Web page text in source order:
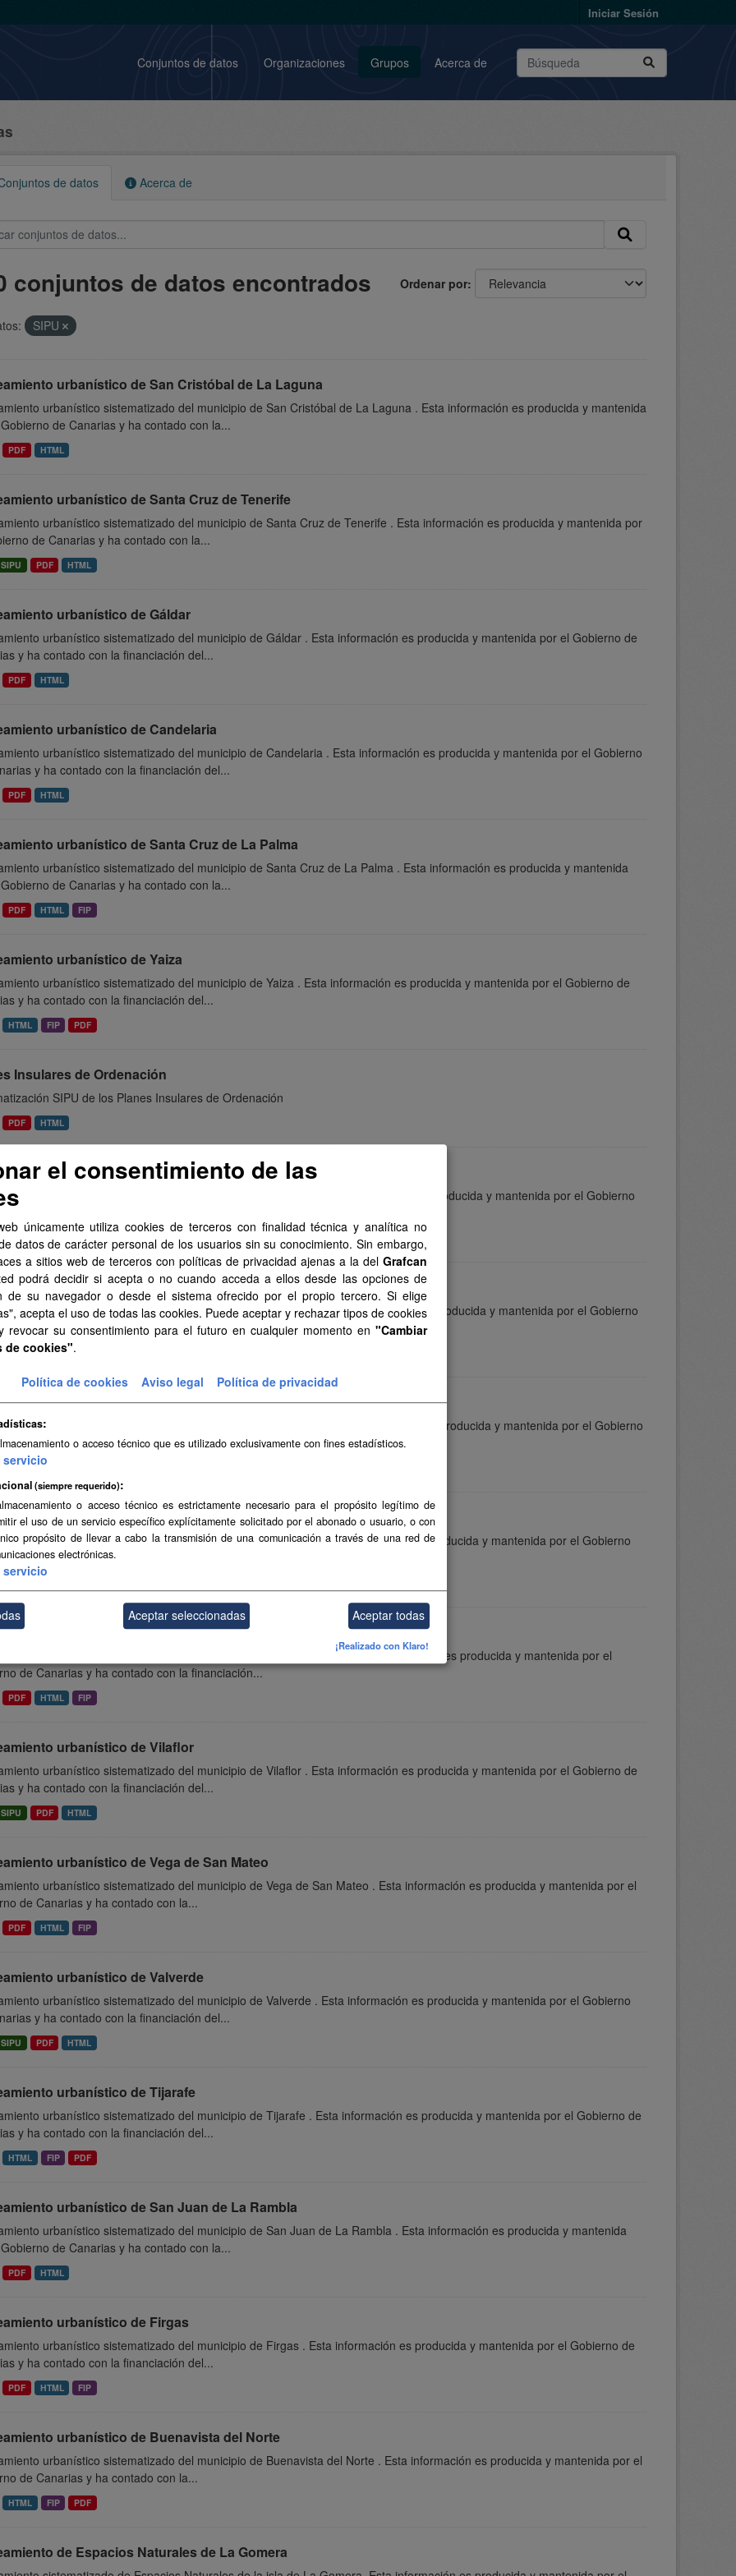
Iniciar Sesión
Conjuntos de datos Organizaciones Grupos Acerca de
de datos Acerca de
Ordenar por
conjuntos de datos encontrados
SIPU
urbanístico de San Cristóbal de La Laguna
urbanístico sistematizado del municipio de San Cristóbal de La Laguna . Esta información es producida y mantenida
de Canarias y ha contado con la...
PDF HTML
urbanístico de Santa Cruz de Tenerife
urbanístico sistematizado del municipio de Santa Cruz de Tenerife . Esta información es producida y mantenida por
de Canarias y ha contado con la...
SIPU PDF HTML
urbanístico de Gáldar
urbanístico sistematizado del municipio de Gáldar . Esta información es producida y mantenida por el Gobierno de
y ha contado con la financiación del...
PDF HTML
urbanístico de Candelaria
urbanístico sistematizado del municipio de Candelaria . Esta información es producida y mantenida por el Gobierno
y ha contado con la financiación del...
PDF HTML
urbanístico de Santa Cruz de La Palma
urbanístico sistematizado del municipio de Santa Cruz de La Palma . Esta información es producida y mantenida
de Canarias y ha contado con la...
PDF HTML FIP
urbanístico de Yaiza
urbanístico sistematizado del municipio de Yaiza . Esta información es producida y mantenida por el Gobierno de
y ha contado con la financiación del...
HTML FIP PDF
Insulares de Ordenación
SIPU de los Planes Insulares de Ordenación
PDF HTML
urbanístico de Valleseco
urbanístico sistematizado del municipio de Valleseco . Esta información es producida y mantenida por el Gobierno
SIPU PDF HTML
urbanístico de Tacoronte
urbanístico sistematizado del municipio de Tacoronte . Esta información es producida y mantenida por el Gobierno
y ha contado con la financiación del...
SIPU PDF HTML
urbanístico de Breña Baja
urbanístico sistematizado del municipio de Breña Baja . Esta información es producida y mantenida por el Gobierno
y ha contado con la financiación del...
SIPU PDF
urbanístico de Artenara
urbanístico sistematizado del municipio de Artenara . Esta información es producida y mantenida por el Gobierno
y ha contado con la financiación del...
urbanístico de Valle Gran Rey
urbanístico sistematizado del municipio de Valle Gran Rey . Esta información es producida y mantenida por el
de Canarias y ha contado con la financiación...
PDF HTML FIP
urbanístico de Vilaflor
urbanístico sistematizado del municipio de Vilaflor . Esta información es producida y mantenida por el Gobierno de
y ha contado con la financiación del...
SIPU PDF HTML
urbanístico de Vega de San Mateo
urbanístico sistematizado del municipio de Vega de San Mateo . Esta información es producida y mantenida por el
de Canarias y ha contado con la...
PDF HTML FIP
urbanístico de Valverde
urbanístico sistematizado del municipio de Valverde . Esta información es producida y mantenida por el Gobierno
y ha contado con la financiación del...
SIPU PDF HTML
urbanístico de Tijarafe
urbanístico sistematizado del municipio de Tijarafe . Esta información es producida y mantenida por el Gobierno de
y ha contado con la financiación del...
HTML FIP PDF
urbanístico de San Juan de La Rambla
urbanístico sistematizado del municipio de San Juan de La Rambla . Esta información es producida y mantenida
de Canarias y ha contado con la...
PDF HTML
urbanístico de Firgas
urbanístico sistematizado del municipio de Firgas . Esta información es producida y mantenida por el Gobierno de
y ha contado con la financiación del...
PDF HTML FIP
urbanístico de Buenavista del Norte
urbanístico sistematizado del municipio de Buenavista del Norte . Esta información es producida y mantenida por el
de Canarias y ha contado con la...
HTML FIP PDF
de Espacios Naturales de La Gomera
el consentimiento de las
únicamente utiliza cookies de terceros con finalidad técnica y analítica no
datos de carácter personal de los usuarios sin su conocimiento. Sin embargo,
a sitios web de terceros con políticas de privacidad ajenas a la del Grafcan
podrá decidir si acepta o no cuando acceda a ellos desde las opciones de
de su navegador o desde el sistema ofrecido por el propio tercero. Si elige
acepta el uso de todas las cookies. Puede aceptar y rechazar tipos de cookies
revocar su consentimiento para el futuro en cualquier momento en "Cambiar
de cookies".
Política de cookies Aviso legal Política de privacidad
o acceso técnico que es utilizado exclusivamente con fines estadísticos.
servicio
(siempre requerido)
o acceso técnico es estrictamente necesario para el propósito legítimo de
el uso de un servicio específico explícitamente solicitado por el abonado o usuario, o con
propósito de llevar a cabo la transmisión de una comunicación a través de una red de
electrónicas.
servicio
Aceptar seleccionadas Aceptar todas
¡Realizado con Klaro!